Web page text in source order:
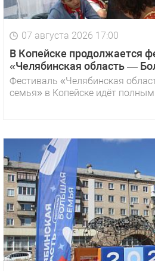
07 августа 2026 17:00
В Копейске продолжается
«Челябинская область —
Фестиваль «Челябинская
семья» в Копейске идёт